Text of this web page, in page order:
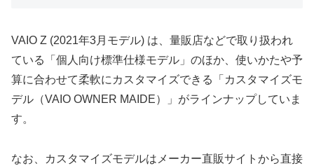
VAIO Z (2021年3月モデル) は、量販店などで取り扱われ
ている「個人向け標準仕様モデル」のほか、使いかたや予
算に合わせて柔軟にカスタマイズできる「カスタマイズモ
デル（VAIO OWNER MAIDE）」がラインナップしていま
す。
なお、カスタマイズモデルはメーカー直販サイトから直接